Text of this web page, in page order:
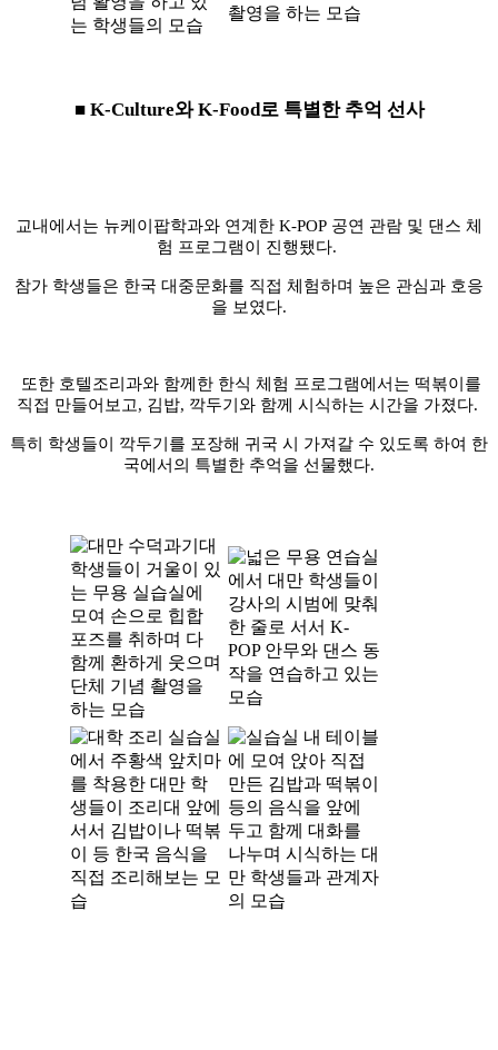
■ K-Culture와K-Food로 특별한 추억 선사
교내에서는 뉴케이팝학과와 연계한 K-POP 공연 관람 및 댄스 체
험 프로그램이 진행됐다.
참가 학생들은 한국 대중문화를 직접 체험하며 높은 관심과 호응
을 보였다.
또한 호텔조리과와 함께한 한식 체험 프로그램에서는 떡볶이를
직접 만들어보고, 김밥, 깍두기와 함께 시식하는 시간을 가졌다.
특히 학생들이 깍두기를 포장해 귀국 시 가져갈 수 있도록 하여 한
국에서의 특별한 추억을 선물했다.